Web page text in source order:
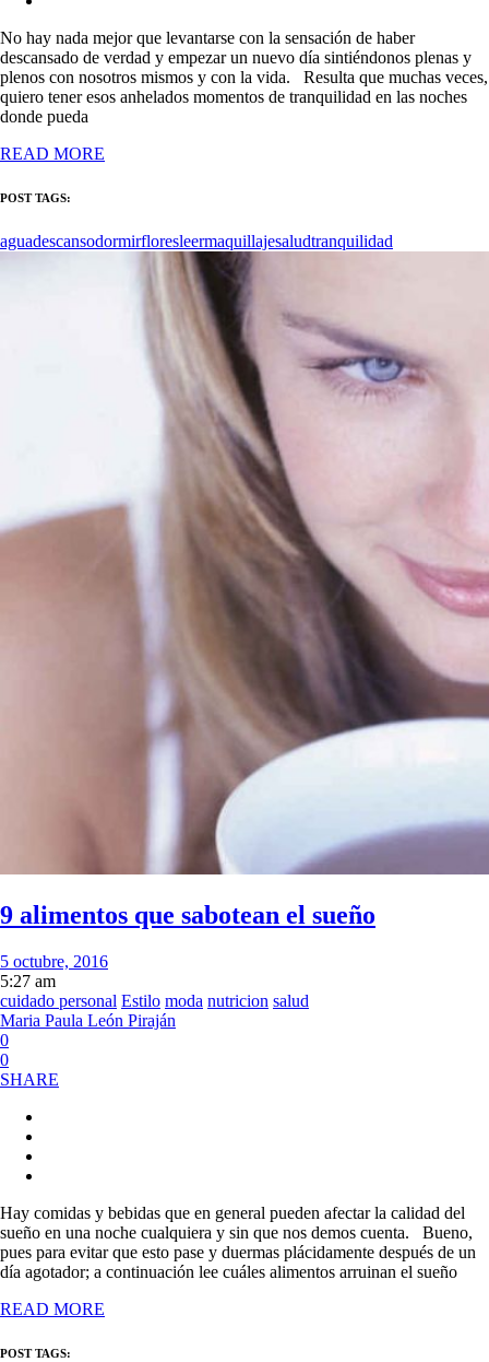
No hay nada mejor que levantarse con la sensación de haber
descansado de verdad y empezar un nuevo día sintiéndonos plenas y
plenos con nosotros mismos y con la vida. Resulta que muchas veces,
quiero tener esos anhelados momentos de tranquilidad en las noches
donde pueda
READ MORE
POST TAGS:
aguadescansodormirfloresleermaquillajesaludtranquilidad
9 alimentos que sabotean el sueño
5 octubre, 2016
5:27 am
cuidado personal Estilo moda nutricion salud
Maria Paula León Piraján
0
0
SHARE
Hay comidas y bebidas que en general pueden afectar la calidad del
sueño en una noche cualquiera y sin que nos demos cuenta. Bueno,
pues para evitar que esto pase y duermas plácidamente después de un
día agotador; a continuación lee cuáles alimentos arruinan el sueño
READ MORE
POST TAGS: